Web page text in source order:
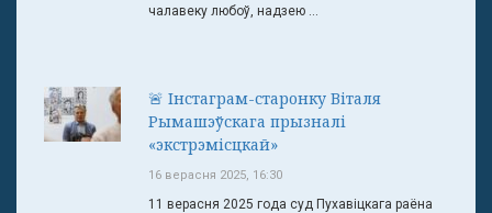
чалавеку любоў, надзею ...
🚨 Інстаграм-старонку Віталя
Рымашэўскага прызналі
«экстрэмісцкай»
16 верасня 2025, 16:30
11 верасня 2025 года суд Пухавіцкага раёна